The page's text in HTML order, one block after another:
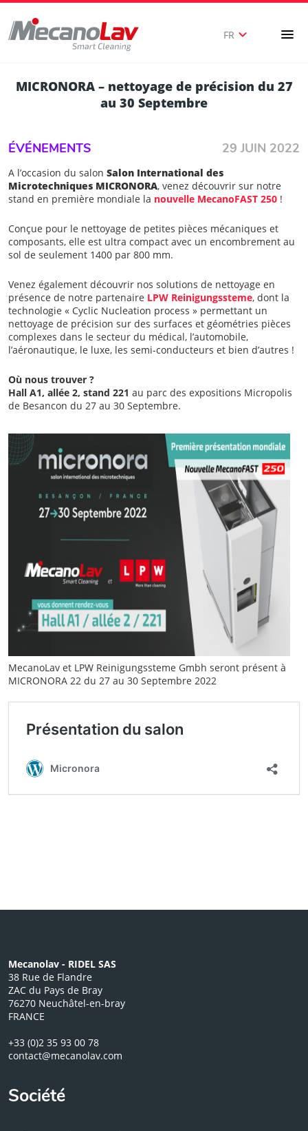
FR expand_more menu
MICRONORA – nettoyage de précision du 27
au 30 Septembre
ÉVÉNEMENTS 29 JUIN 2022
A l’occasion du salon Salon International des
Microtechniques MICRONORA, venez découvrir sur notre
stand en première mondiale la nouvelle MecanoFAST 250 !
Conçue pour le nettoyage de petites pièces mécaniques et
composants, elle est ultra compact avec un encombrement au
sol de seulement 1400 par 800 mm.
Venez également découvrir nos solutions de nettoyage en
présence de notre partenaire LPW Reinigungssteme, dont la
technologie « Cyclic Nucleation process » permettant un
nettoyage de précision sur des surfaces et géométries pièces
complexes dans le secteur du médical, l’automobile,
l’aéronautique, le luxe, les semi-conducteurs et bien d’autres !
Où nous trouver ?
Hall A1, allée 2, stand 221 au parc des expositions Micropolis
de Besancon du 27 au 30 Septembre.
MecanoLav et LPW Reinigungssteme Gmbh seront présent à
MICRONORA 22 du 27 au 30 Septembre 2022
Mecanolav - RIDEL SAS
38 Rue de Flandre
ZAC du Pays de Bray
76270 Neuchâtel-en-bray
FRANCE
+33 (0)2 35 93 00 78
contact@mecanolav.com
Société